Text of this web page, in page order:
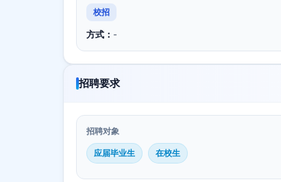
校招
方式： -
招聘要求
招聘对象
应届毕业生 在校生